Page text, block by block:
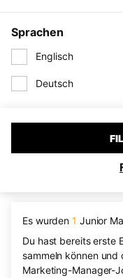
Sprachen
Englisch
Deutsch
Es wurden1 Junior
Du hast bereits erste
sammeln können
Marketing-Manager-